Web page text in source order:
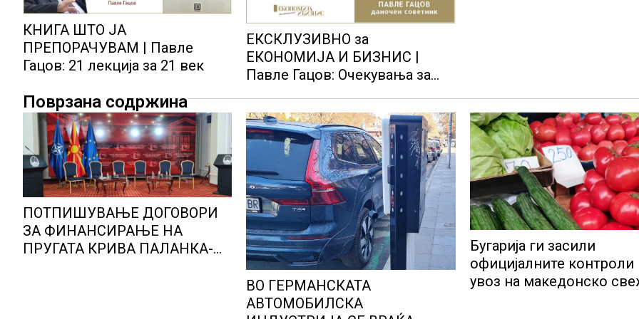
КНИГА ШТО ЈА
ПРЕПОРАЧУВАМ | Павле
Гацов: 21 лекција за 21 век
ЕКСКЛУЗИВНО за
ЕКОНОМИЈА И БИЗНИС |
Павле Гацов: Очекувања за
Поврзана содржина
ПОТПИШУВАЊЕ ДОГОВОРИ
ЗА ФИНАНСИРАЊЕ НА
ПРУГАТА КРИВА ПАЛАНКА-
ВО ГЕРМАНСКАТА
АВТОМОБИЛСКА
Бугарија ги засили
официјалните контроли
увоз на македонско